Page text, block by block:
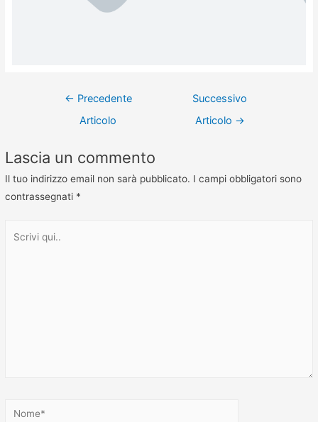
← Precedente
Articolo
Successivo
Articolo →
Lascia un commento
Il tuo indirizzo email non sarà pubblicato. I campi obbligatori sono
contrassegnati *